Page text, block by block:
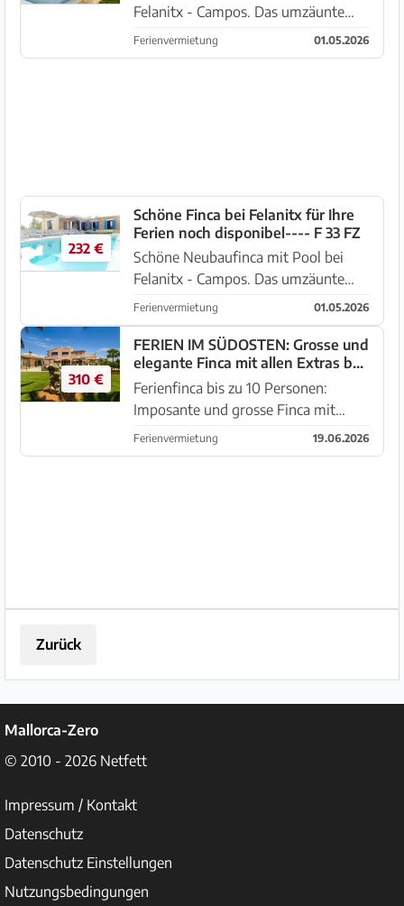
Felanitx - Campos. Das umzäunte
Grundstück von 19.000 m2 ein
automatisches Einfahrtstor und
Ferienvermietung 01.05.2026
232 €
Schöne Finca bei Felanitx für Ihre
Ferien noch disponibel---- F 33 FZ
Schöne Neubaufinca mit Pool bei
Felanitx - Campos. Das umzäunte
Grundstück von 19.000 m2 ein
automatisches Einfahrtstor und
genügend Stellplätze. Es hat eine
angenehme Terrasse mit Markise am
...
Ferienvermietung 01.05.2026
310 €
FERIEN IM SÜDOSTEN: Grosse und
elegante Finca mit allen Extras bei
Ses Salines - Colonia - F 37 FZ
Ferienfinca bis zu 10 Personen:
Imposante und grosse Finca mit
Rasengarten, Terrassen, Pool und
BBQ zwischen Ses Salines und
Ferienvermietung 19.06.2026
Zurück
Mallorca-Zero
© 2010 - 2026 Netfett
Impressum / Kontakt
Datenschutz
Datenschutz Einstellungen
Nutzungsbedingungen